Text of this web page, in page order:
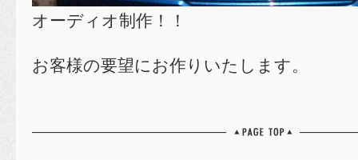
オーディオ制作！！
お客様の要望にお作りいたします。